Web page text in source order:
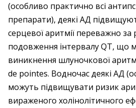
(особливо практично всі
препарати), деякі АД
серцевої аритмії переважно за
подовження інтервалу QT, що
виникнення шлуночкової
de pointes. Водночас деякі АД
можуть підвищувати ризик
вираженого холінолітичного